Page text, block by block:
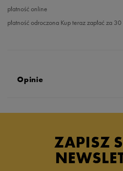
płatność online
płatność odroczona Kup teraz zapłać za
Opinie
ZAPISZ